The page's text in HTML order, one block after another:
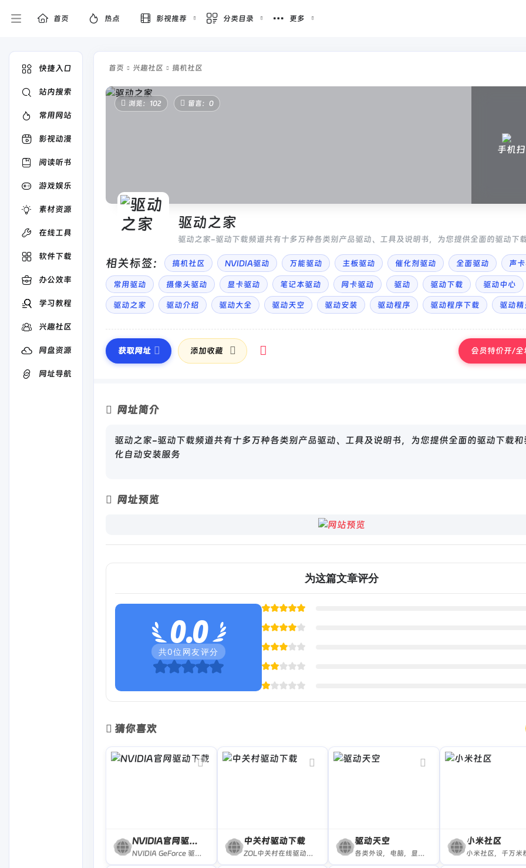
首页 热点 影视推荐 分类目录 更多
快捷入口
站内搜索
常用网站
影视动漫
阅读听书
游戏娱乐
素材资源
在线工具
软件下载
办公效率
学习教程
兴趣社区
网盘资源
网址导航
首页 兴趣社区 搞机社区
手机
浏览：102 留言：0
驱动之家
驱动之家-驱动下载频道共有十多万种各类别产品驱动、工具及说明书，为您提供全面的驱动下
相关标签： 搞机社区 NVIDIA驱动 万能驱动 主板驱动 催化剂驱动 全面驱动 声
常用驱动 摄像头驱动 显卡驱动 笔记本驱动 网卡驱动 驱动 驱动下载 驱动中心
驱动之家 驱动介绍 驱动大全 驱动天空 驱动安装 驱动程序 驱动程序下载 驱动精
获取网址 添加收藏 会员特价开/全
网址简介
驱动之家-驱动下载频道共有十多万种各类别产品驱动、工具及说明书，为您提供全面的驱动下载和
化自动安装服务
网址预览
为这篇文章评分
0.0
共0位网友评分
猜你喜欢
NVIDIA官网驱动下载
NVIDIA GeForce 驱动程序官方提供下载最新版的 Geforce 驱动程序，可提升 PC 游戏体验和应用程序速度。更多关于更新显卡驱动程序以及显卡驱动程序下载的信息，请访问 NVIDIA 官网。
中关村驱动下载
ZOL中关村在线驱动下载频道总共有近10万款产品驱动、工具及说明书,提供笔记本驱动、主板驱动、显卡驱动、声卡驱动、网卡驱动数码驱动、办公驱动、手机驱动等热门驱动下载,是国内最大最全的的驱动程序下载中心,为您提供最全面的驱动下载和驱动一体化自动安装服务,更多热门驱动下载,尽在ZOL中关村在线驱动下载频道。
驱动天空
各类外设，电脑，显卡，数码驱动下载，专业方便的驱动下载站
小米社区